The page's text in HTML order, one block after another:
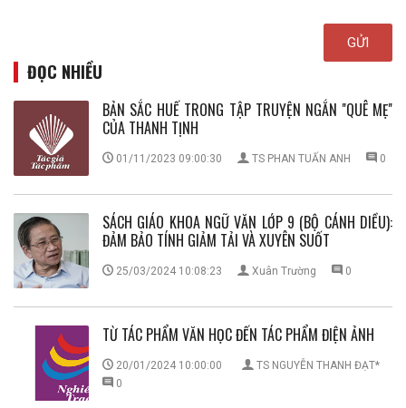
ĐỌC NHIỀU
BẢN SẮC HUẾ TRONG TẬP TRUYỆN NGẮN ''QUÊ MẸ''
CỦA THANH TỊNH
01/11/2023 09:00:30 TS PHAN TUẤN ANH 0
SÁCH GIÁO KHOA NGỮ VĂN LỚP 9 (BỘ CÁNH DIỀU):
ĐẢM BẢO TÍNH GIẢM TẢI VÀ XUYÊN SUỐT
25/03/2024 10:08:23 Xuân Trường 0
TỪ TÁC PHẨM VĂN HỌC ĐẾN TÁC PHẨM ĐIỆN ẢNH
20/01/2024 10:00:00
TS NGUYỄN THANH ĐẠT*
0